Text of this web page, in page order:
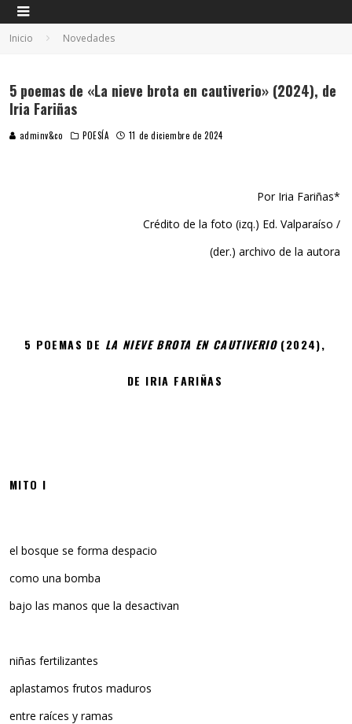
Inicio Novedades
5 poemas de «La nieve brota en cautiverio» (2024), de
Iria Fariñas
adminv&co POESÍA 11 de diciembre de 2024
Por Iria Fariñas*
Crédito de la foto (izq.) Ed. Valparaíso /
(der.) archivo de la autora
5 POEMAS DE LA NIEVE BROTA EN CAUTIVERIO(2024),
DE IRIA FARIÑAS
MITO I
el bosque se forma despacio
como una bomba
bajo las manos que la desactivan
niñas fertilizantes
aplastamos frutos maduros
entre raíces y ramas